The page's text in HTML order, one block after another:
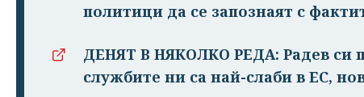
политици да се запознаят с
ДЕНЯТ В НЯКОЛКО РЕДА: Радев си
службите ни са най-слаби в ЕС,